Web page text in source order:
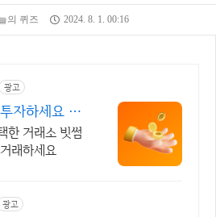
의 퀴즈 2024. 8. 1. 00:16
광고
자하세요 신
한 거래소 빗썸
래하세요
광고